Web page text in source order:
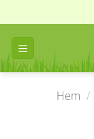
to
content
Hem /